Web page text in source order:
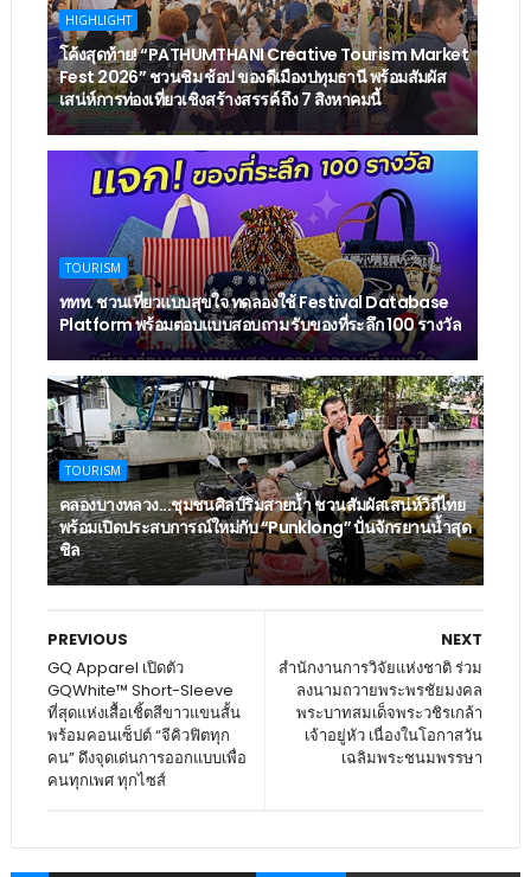
HIGHLIGHT
โค้งสุดท้าย! “PATHUMTHANI Creative Tourism Market
Fest 2026” ชวนชิม ช้อป ของดีเมืองปทุมธานี พร้อมสัมผัส
เสน่ห์การท่องเที่ยวเชิงสร้างสรรค์ ถึง 7 สิงหาคมนี้
TOURISM
ททท. ชวนเที่ยวแบบสุขใจ ทดลองใช้ Festival Database
Platform พร้อมตอบแบบสอบถาม รับของที่ระลึก 100 รางวัล
TOURISM
คลองบางหลวง...ชุมชนศิลป์ริมสายน้ำ ชวนสัมผัสเสน่ห์วิถีไทย
พร้อมเปิดประสบการณ์ใหม่กับ “Punklong” ปั่นจักรยานน้ำสุด
ชิล
NEXT
สำนักงานการวิจัยแห่งชาติ ร่วม
ลงนามถวายพระพรชัยมงคล
พระบาทสมเด็จพระวชิรเกล้า
เจ้าอยู่หัว เนื่องในโอกาสวัน
เฉลิมพระชนมพรรษา
PREVIOUS
GQ Apparel เปิดตัว
GQWhite™ Short-Sleeve
ที่สุดแห่งเสื้อเชิ้ตสีขาวแขนสั้น
พร้อมคอนเซ็ปต์ “จีคิวฟิตทุก
คน” ดึงจุดเด่นการออกแบบเพื่อ
คนทุกเพศ ทุกไซส์